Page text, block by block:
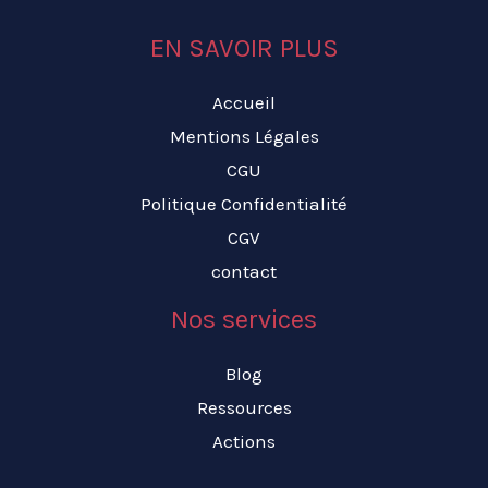
EN SAVOIR PLUS
Accueil
Mentions Légales
CGU
Politique Confidentialité
CGV
contact
Nos services
Blog
Ressources
Actions